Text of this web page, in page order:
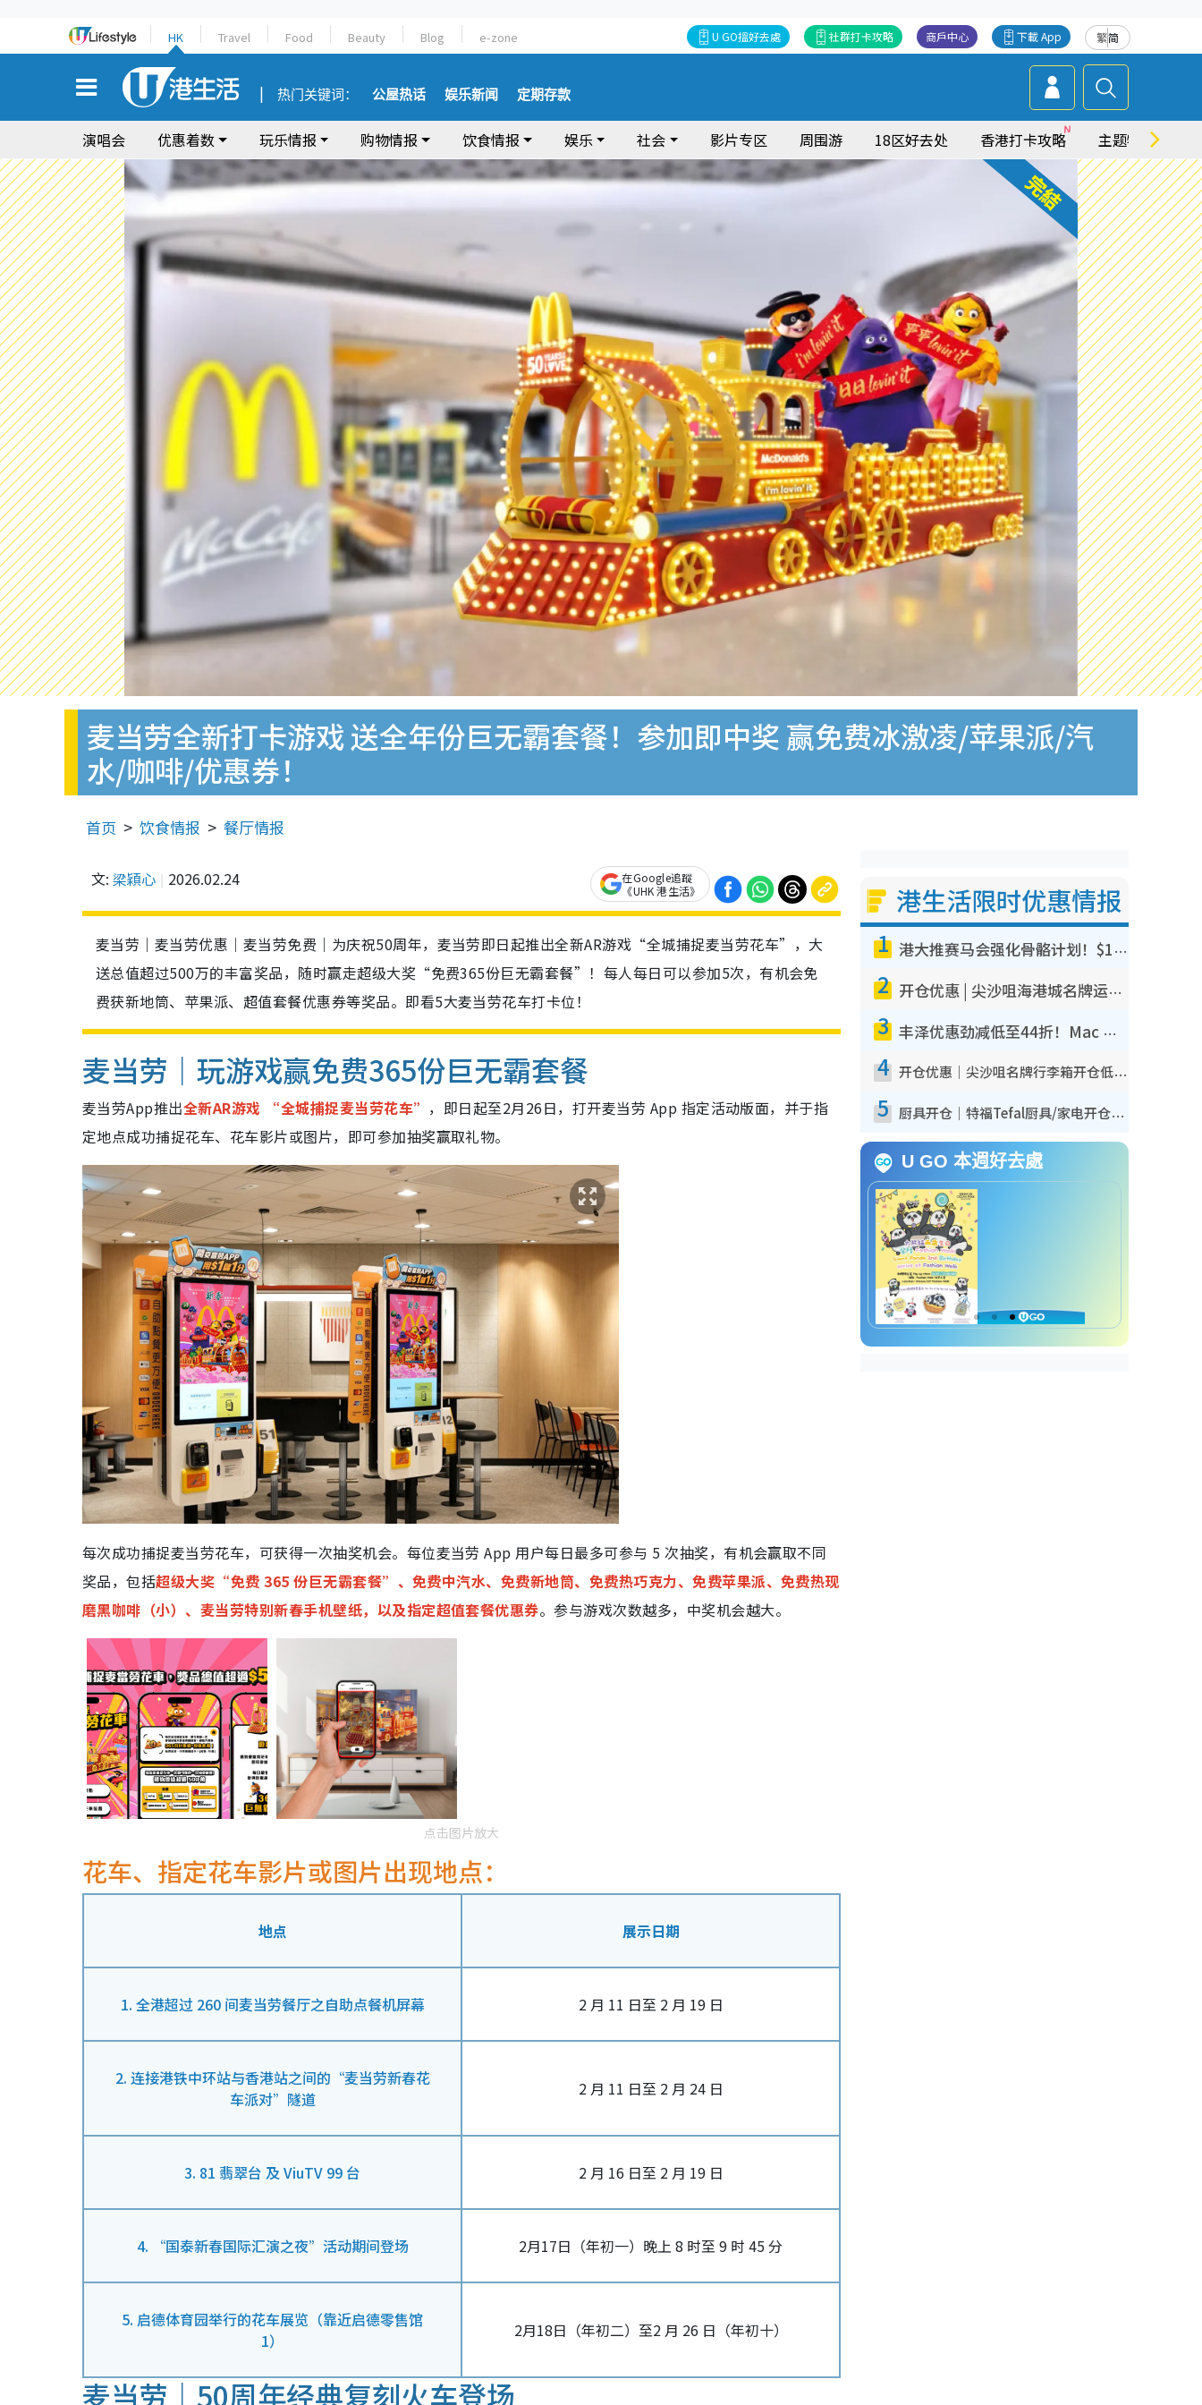
HK Travel Food Beauty Blog e-zone 繁简
下載 App
商戶中心
社群打卡攻略
U GO搵好去處
热门关键词： 公屋热话 娱乐新闻 定期存款
演唱会 优惠着数 玩乐情报 购物情报 饮食情报 娱乐 社会 影片专区 周围游 18区好去处 香港打卡攻略 主题特集
麦当劳全新打卡游戏 送全年份巨无霸套餐！参加即中奖 赢免费冰激凌/苹果派/汽
水/咖啡/优惠券！
首页 饮食情报 餐厅情报
文: 梁穎心 2026.02.24
在Google追蹤
《UHK 港生活》
麦当劳｜麦当劳优惠｜麦当劳免费｜为庆祝50周年，麦当劳即日起推出全新AR游戏“全城捕捉麦当劳花车”，大
送总值超过500万的丰富奖品，随时赢走超级大奖“免费365份巨无霸套餐”！每人每日可以参加5次，有机会免
费获新地筒、苹果派、超值套餐优惠券等奖品。即看5大麦当劳花车打卡位！
麦当劳｜玩游戏赢免费365份巨无霸套餐
麦当劳App推出全新AR游戏 “全城捕捉麦当劳花车” ，即日起至2月26日，打开麦当劳 App 指定活动版面，并于指
定地点成功捕捉花车、花车影片或图片，即可参加抽奖赢取礼物。
每次成功捕捉麦当劳花车，可获得一次抽奖机会。每位麦当劳 App 用户每日最多可参与 5 次抽奖，有机会赢取不同
奖品，包括超级大奖“免费 365 份巨无霸套餐”、免费中汽水、免费新地筒、免费热巧克力、免费苹果派、免费热现
磨黑咖啡（小）、麦当劳特别新春手机壁纸，以及指定超值套餐优惠券。参与游戏次数越多，中奖机会越大。
点击图片放大
花车、指定花车影片或图片出现地点：
地点 展示日期
1. 全港超过 260 间麦当劳餐厅之自助点餐机屏幕 2 月 11 日至 2 月 19 日
2. 连接港铁中环站与香港站之间的“麦当劳新春花
车派对”隧道
2 月 11 日至 2 月 24 日
3. 81 翡翠台 及 ViuTV 99 台 2 月 16 日至 2 月 19 日
4. “国泰新春国际汇演之夜”活动期间登场 2月17日（年初一）晚上 8 时至 9 时 45 分
5. 启德体育园举行的花车展览（靠近启德零售馆
1）
2月18日（年初二）至2 月 26 日（年初十）
麦当劳｜50周年经典复刻火车登场
港生活限时优惠情报
1 港大推赛马会强化骨骼计划！$100骨质密度X光检查 完成免费运动训练送超市礼券！附参加资格
2 开仓优惠 | 尖沙咀海港城名牌运动鞋开仓低至1折！On鞋$899起/Joy&Peace鞋履$98起
3 丰泽优惠劲减低至44折！Mac mini/iPhone 17 Pro大减价！厨房家电$220起
4 开仓优惠｜尖沙咀名牌行李箱开仓低至4折！一连5日 American Tourister/ace./Hallmark $200起
5 厨具开仓｜特福Tefal厨具/家电开仓低至3折！$220起买平底锅/炒锅/汤锅！电饭煲/吸尘器/挂烫机$418起
U GO 本週好去處